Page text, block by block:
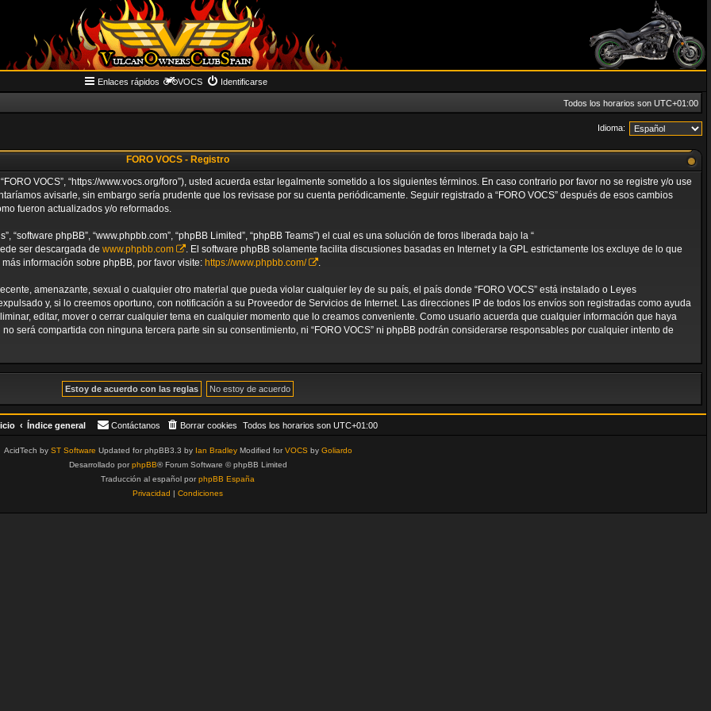
Enlaces rápidos VOCS Identificarse
Todos los horarios son UTC+01:00
Idioma:
FORO VOCS - Registro
VOCS”, “https://www.vocs.org/foro”), usted acuerda estar legalmente sometido a los siguientes términos. En caso contrario por favor no se registre y/o use
avisarle, sin embargo sería prudente que los revisase por su cuenta periódicamente. Seguir registrado a “FORO VOCS” después de esos cambios
fueron actualizados y/o reformados.
phpBB”, “www.phpbb.com”, “phpBB Limited”, “phpBB Teams”) el cual es una solución de foros liberada bajo la “
ser descargada de www.phpbb.com
. El software phpBB solamente facilita discusiones basadas en Internet y la GPL estrictamente los excluye de lo que
información sobre phpBB, por favor visite: https://www.phpbb.com/ .
amenazante, sexual o cualquier otro material que pueda violar cualquier ley de su país, el país donde “FORO VOCS” está instalado o Leyes
y, si lo creemos oportuno, con notificación a su Proveedor de Servicios de Internet. Las direcciones IP de todos los envíos son registradas como ayuda
editar, mover o cerrar cualquier tema en cualquier momento que lo creamos conveniente. Como usuario acuerda que cualquier información que haya
será compartida con ninguna tercera parte sin su consentimiento, ni “FORO VOCS” ni phpBB podrán considerarse responsables por cualquier intento de
Índice general Todos los horarios son UTC+01:00
Borrar cookies
Contáctanos
AcidTech by ST Software Updated for phpBB3.3 by Ian BradleyModified forVOCSby Goliardo
Desarrollado porphpBB® Forum Software © phpBB Limited
Traducción al español porphpBB España
Privacidad | Condiciones